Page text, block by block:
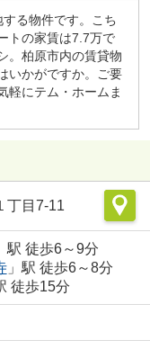
る物件です。こち
トの家賃は7.7万で
。柏原市内の賃貸物
いかがですか。ご要
軽にテム・ホームま
丁目7-11
駅 徒歩6～9分
」駅 徒歩6～8分
徒歩15分